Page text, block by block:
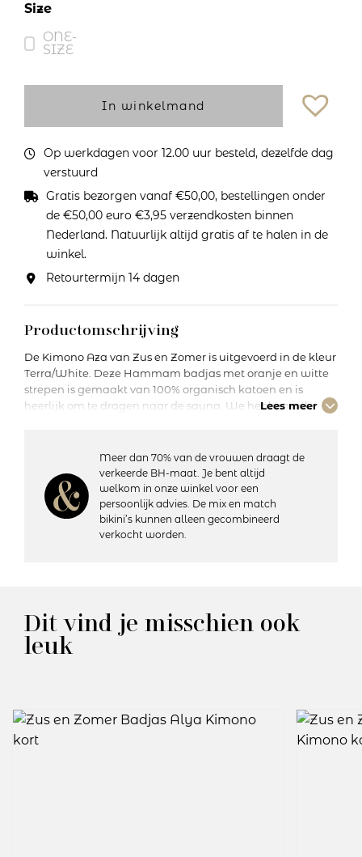
Size
ONE-
SIZE
In winkelmand
Op werkdagen voor 12.00 uur besteld, dezelfde dag
verstuurd
Gratis bezorgen vanaf €50,00, bestellingen onder
de €50,00 euro €3,95 verzendkosten binnen
Nederland. Natuurlijk altijd gratis af te halen in de
winkel.
Retourtermijn 14 dagen
Productomschrijving
De Kimono Aza van Zus en Zomer is uitgevoerd in de kleur
Terra/White. Deze Hammam badjas met oranje en witte
strepen is gemaakt van 100% organisch katoen en is
heerlijk om te dragen naar de sauna. We hebben ook
Details:
-Mouwlengte: Lange mouwen
-Lengte: Op de knie
-Materiaal: 100% Katoen
Kleurcode: Terra/White
Lees meer
Meer dan 70% van de vrouwen draagt de
verkeerde BH-maat. Je bent altijd
welkom in onze winkel voor een
persoonlijk advies. De mix en match
bikini’s kunnen alleen gecombineerd
verkocht worden.
Dit vind je misschien ook
leuk